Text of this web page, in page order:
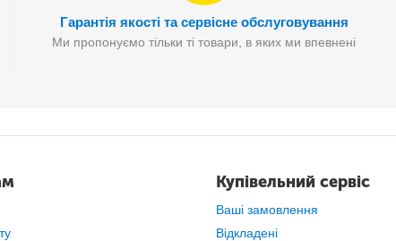
Гарантія якості та сервісне обслуговування
Ми пропонуємо тільки ті товари, в яких ми впевнені
Купівельний сервіс
Ваші замовлення
Відкладені